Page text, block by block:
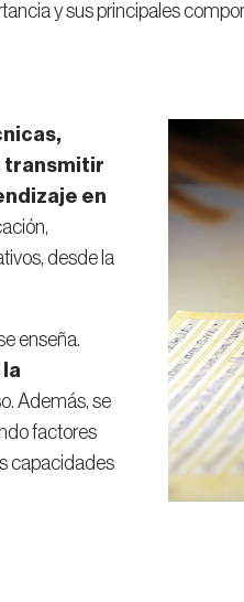
y sus principales
transmitir
en
desde la
enseña.
Además, se
factores
capacidades